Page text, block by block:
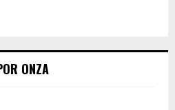
ONZA